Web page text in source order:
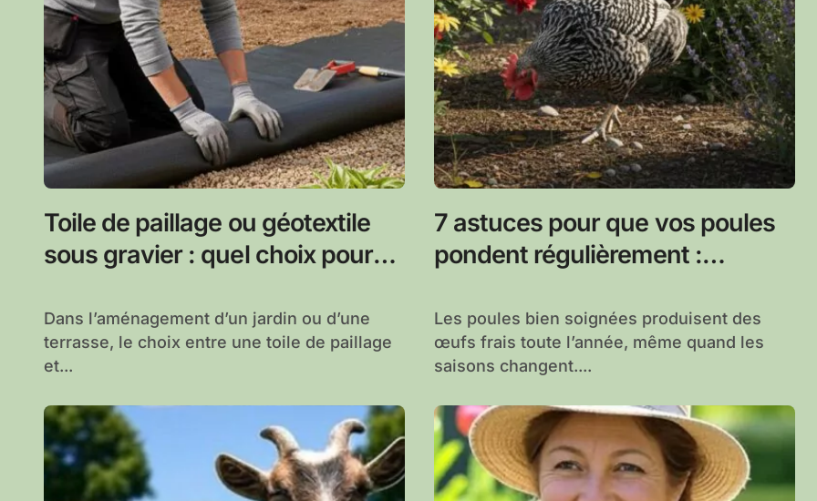
Toile de paillage ou géotextile
sous gravier : quel choix pour
Dans l’aménagement d’un jardin ou d’une
terrasse, le choix entre une toile de paillage
et...
7 astuces pour que vos poules
pondent régulièrement :
d’œufs stable
Les poules bien soignées produisent des
œufs frais toute l’année, même quand les
saisons changent....